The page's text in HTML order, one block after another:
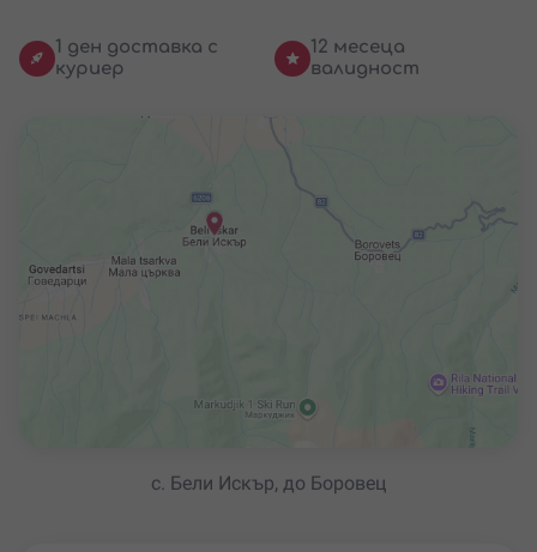
1 ден доставка с
куриер
12 месеца
валидност
с. Бели Искър, до Боровец